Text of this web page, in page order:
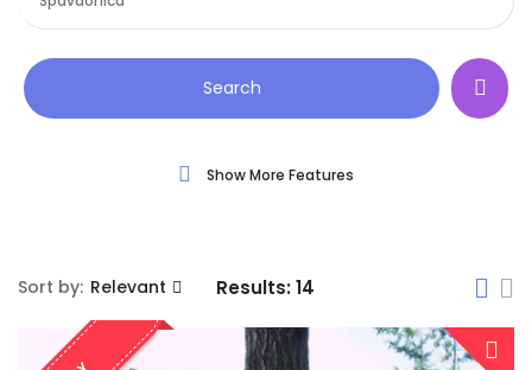
Show More Features
Search
Sort by: Relevant Results:14